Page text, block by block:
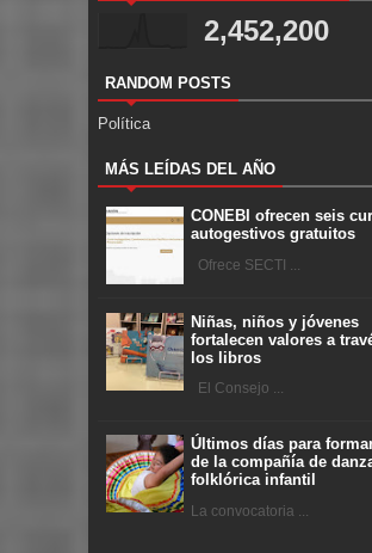
2,452,200
RANDOM POSTS
Política
MÁS LEÍDAS DEL AÑO
CONEBI ofrecen seis
autogestivos gratuitos
Ofrece SECTI ...
Niñas, niños y jóvenes
fortalecen valores a
los libros
El Consejo ...
Últimos días para
de la compañía de
folklórica infantil
La convocatoria ...